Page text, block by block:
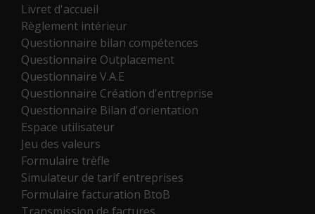
Livret d'accueil
Règlement intérieur
Questionnaire bilan compétences
Questionnaire Outplacement
Questionnaire V.A.E
Questionnaire Création d'entreprise
Questionnaire Bilan d'orientation
Espace utilisateur
Jeu des valeurs
Formulaire trèfle
Simulateur de tarif entreprises
Formulaire facturation BtoB
Transmission de factures